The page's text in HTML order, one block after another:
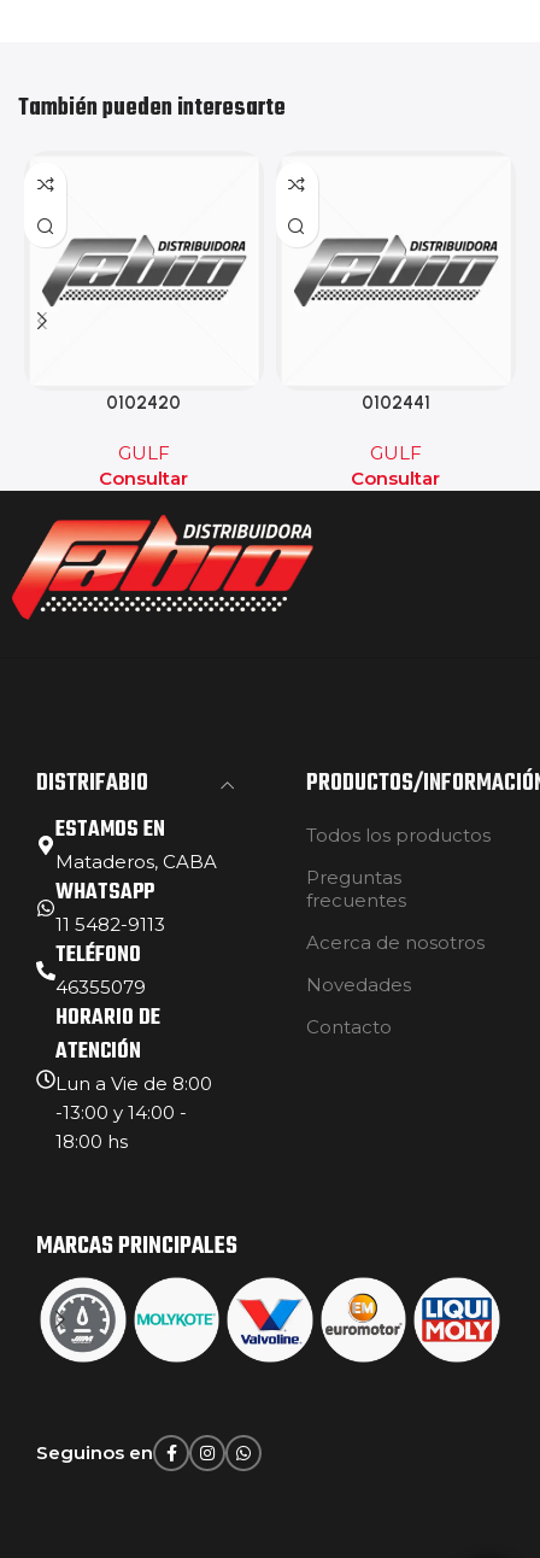
También pueden interesarte
0102420
GULF
Consultar
0102441
GULF
Consultar
DISTRIFABIO
ESTAMOS EN
Mataderos, CABA
WHATSAPP
11 5482-9113
TELÉFONO
46355079
HORARIO DE
ATENCIÓN
Lun a Vie de 8:00
-13:00 y 14:00 -
18:00 hs
PRODUCTOS/
Todos los productos
Preguntas
frecuentes
Acerca de nosotros
Novedades
Contacto
MARCAS PRINCIPALES
Seguinos en